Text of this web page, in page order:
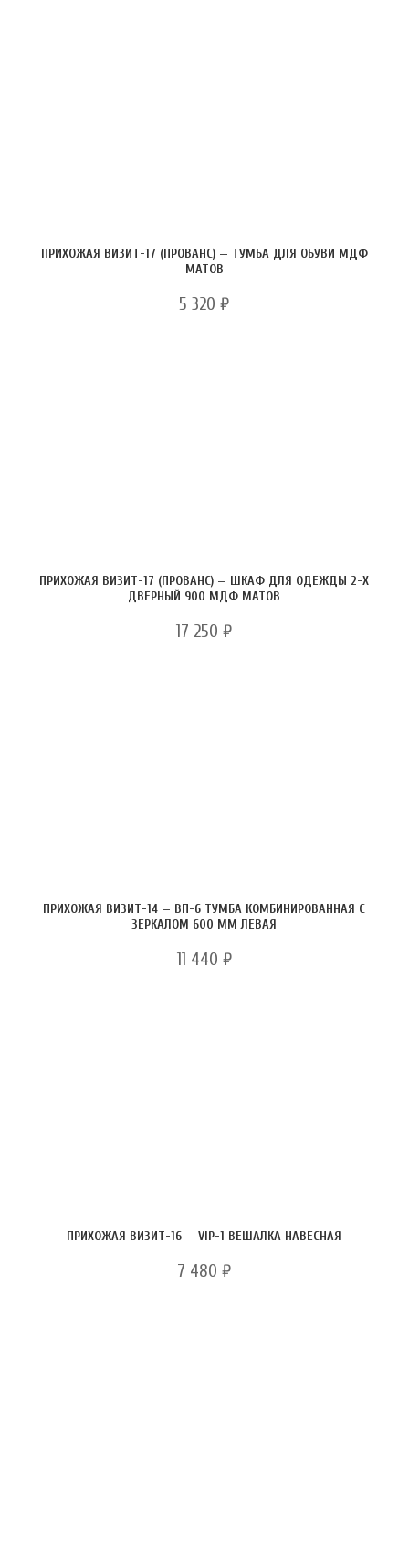
ПРИХОЖАЯ ВИЗИТ-17 (ПРОВАНС) — ТУМБА ДЛЯ ОБУВИ МДФ
МАТОВ
5 320₽
ПРИХОЖАЯ ВИЗИТ-17 (ПРОВАНС) — ШКАФ ДЛЯ ОДЕЖДЫ 2-Х
ДВЕРНЫЙ 900 МДФ МАТОВ
17 250₽
ПРИХОЖАЯ ВИЗИТ-14 — ВП-6 ТУМБА КОМБИНИРОВАННАЯ С
ЗЕРКАЛОМ 600 ММ ЛЕВАЯ
11 440 ₽
ПРИХОЖАЯ ВИЗИТ-16 — VIP-1 ВЕШАЛКА НАВЕСНАЯ
7 480₽